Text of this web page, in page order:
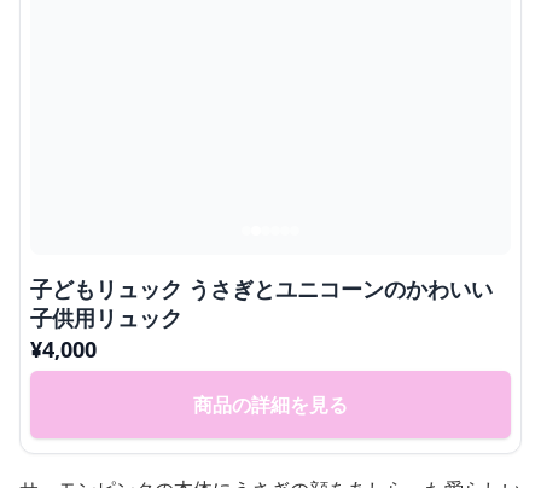
子どもリュック うさぎとユニコーンのかわいい
子供用リュック
¥4,000
商品の詳細を見る